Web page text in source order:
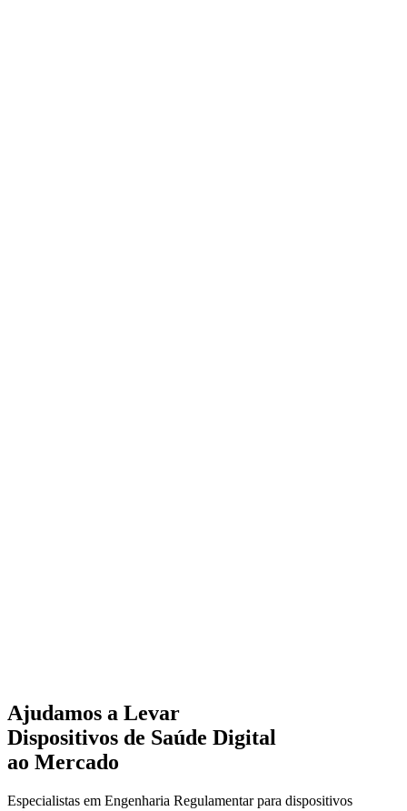
Ajudamos a Levar
Dispositivos de Saúde Digital
ao Mercado
Especialistas em Engenharia Regulamentar para dispositivos